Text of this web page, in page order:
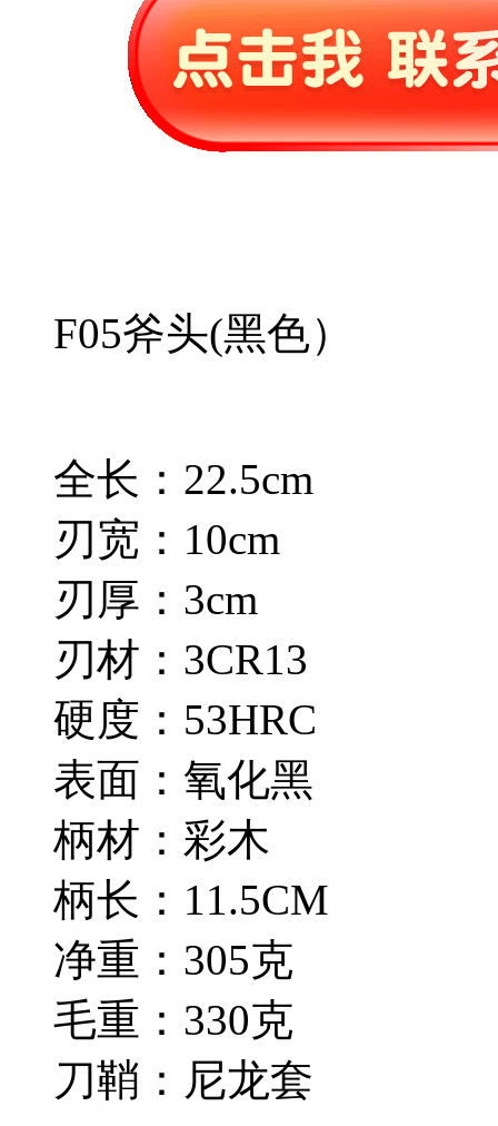
F05斧头(黑色）
全长：22.5cm
刃宽：10cm
刃厚：3cm
刃材：3CR13
硬度：53HRC
表面：氧化黑
柄材：彩木
柄长：11.5CM
净重：305克
毛重：330克
刀鞘：尼龙套